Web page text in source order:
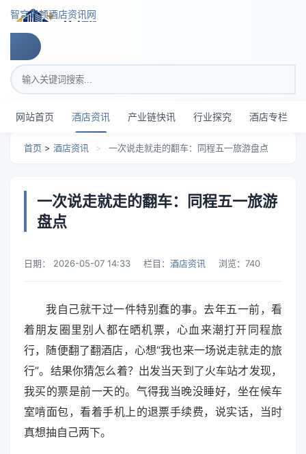
跳转到主要内容
智穹界顿酒店资讯网
搜索关键词
网站首页 酒店资讯 产业链快讯 行业探究 酒店专栏
首页 > 酒店资讯 > 一次说走就走的翻车：同程五一旅游盘点
一次说走就走的翻车：同程五一旅游
盘点
日期： 2026-05-07 14:33 栏目： 酒店资讯 浏览： 740
我自己就干过一件特别蠢的事。去年五一前，看
着朋友圈里别人都在晒机票，心血来潮打开同程旅
行，随便翻了翻酒店，心想“我也来一场说走就走的旅
行”。结果你猜怎么着？出发当天到了火车站才发现，
我买的票是前一天的。气得我当晚没睡好，坐在候车
室啃面包，看着手机上的退票手续费，说实话，当时
真想抽自己两下。